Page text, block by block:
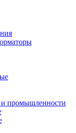
промышленности